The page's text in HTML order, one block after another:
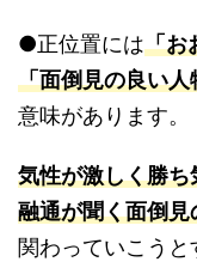
●正位置には「お
「面倒見の良い
意味があります。
気性が激しく勝
融通が聞く面倒
関わっていこう